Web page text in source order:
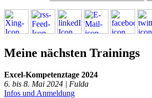
Meine nächsten Trainings
Excel-Kompetenztage 2024
6. bis 8. Mai 2024 | Fulda
Infos und Anmeldung